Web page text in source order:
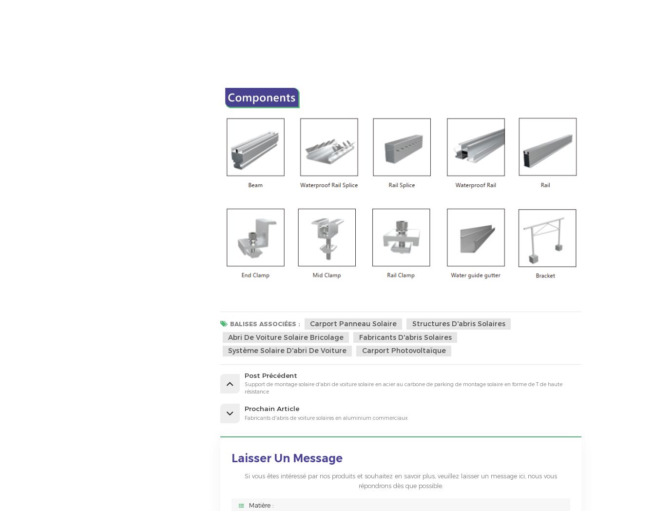
BALISES ASSOCIÉES : Carport Panneau Solaire
Structures D'abris Solaires
Abri De Voiture Solaire Bricolage
Fabricants D'abris Solaires
Système Solaire D'abri De Voiture
Carport Photovoltaïque
Post Précédent
Support de montage solaire d'abri de voiture solaire en acier au carbone de parking de montage solaire en forme de T de haute
résistance
Prochain Article
Fabricants d'abris de voiture solaires en aluminium commerciaux
Laisser Un Message
Si vous êtes intéressé par nos produits et souhaitez en savoir plus, veuillez laisser un message ici, nous vous
répondrons dès que possible.
Matière :